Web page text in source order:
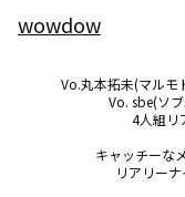
wowdow
Vo.丸本拓未(マルモ
Vo. sbe(ソ
4人組リ
キャッチーな
リアリー